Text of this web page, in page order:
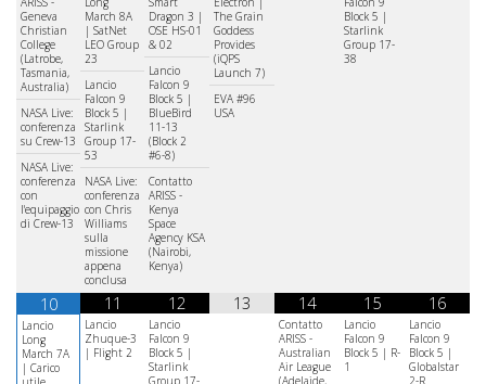
Geneva
Christian
College
(Latrobe,
Tasmania,
Australia)
NASA Live:
conferenza
su Crew-13
NASA Live:
conferenza
con
l'equipaggio
di Crew-13
March 8A
| SatNet
LEO Group
23
Lancio
Falcon 9
Block 5 |
Starlink
Group 17-
53
NASA Live:
conferenza
con Chris
Williams
sulla
missione
appena
conclusa
Dragon 3 |
OSE HS-01
& 02
Lancio
Falcon 9
Block 5 |
BlueBird
11-13
(Block 2
#6-8)
Contatto
ARISS -
Kenya
Space
Agency KSA
(Nairobi,
Kenya)
The Grain
Goddess
Provides
(iQPS
Launch 7)
EVA #96
USA
Block 5 |
Starlink
Group 17-
38
10
Lancio
Long
March 7A
| Carico
11
Lancio
Zhuque-3
| Flight 2
12
Lancio
Falcon 9
Block 5 |
Starlink
Group 17-
13 14
Contatto
ARISS -
Australian
Air League
(Adelaide,
15
Lancio
Falcon 9
Block 5 | R-
1
16
Lancio
Falcon 9
Block 5 |
Globalstar
2-R